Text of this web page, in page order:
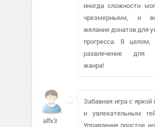
иногда сложности
чрезмерными, и
желание донатов для
прогресса. В целом,
развлечение для
жанра!
alfx3
Забавная игра с яркой
и увлекательным
Управление простое,